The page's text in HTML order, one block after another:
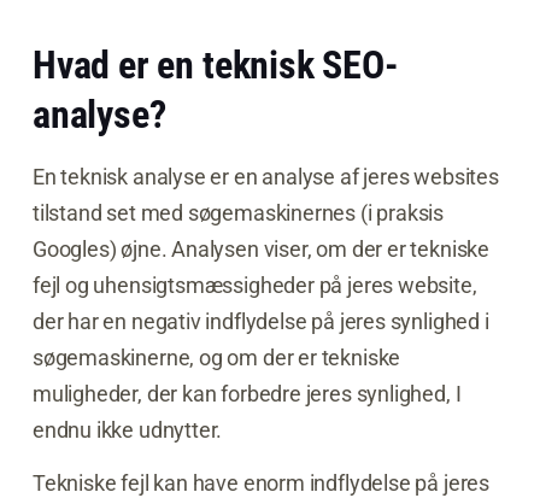
Hvad er en teknisk SEO-
analyse?
En teknisk analyse er en analyse af jeres websites
tilstand set med søgemaskinernes (i praksis
Googles) øjne. Analysen viser, om der er tekniske
fejl og uhensigtsmæssigheder på jeres website,
der har en negativ indflydelse på jeres synlighed i
søgemaskinerne, og om der er tekniske
muligheder, der kan forbedre jeres synlighed, I
endnu ikke udnytter.
Tekniske fejl kan have enorm indflydelse på jeres